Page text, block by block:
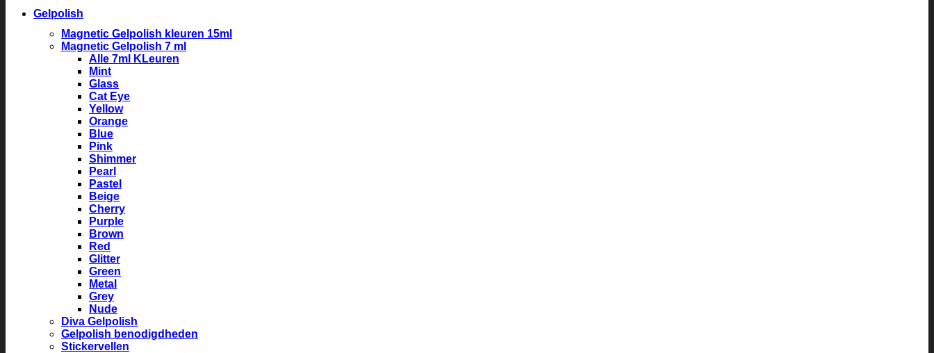
Gelpolish
Magnetic Gelpolish kleuren 15ml
Magnetic Gelpolish 7 ml
Alle 7ml KLeuren
Mint
Glass
Cat Eye
Yellow
Orange
Blue
Pink
Shimmer
Pearl
Pastel
Beige
Cherry
Purple
Brown
Red
Glitter
Green
Metal
Grey
Nude
Diva Gelpolish
Gelpolish benodigdheden
Stickervellen